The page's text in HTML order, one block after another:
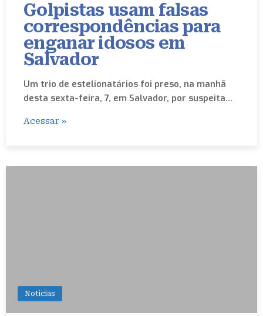
Golpistas usam falsas
correspondências para
enganar idosos em
Salvador
Um trio de estelionatários foi preso, na manhã
desta sexta-feira, 7, em Salvador, por suspeita…
Acessar »
Noticias